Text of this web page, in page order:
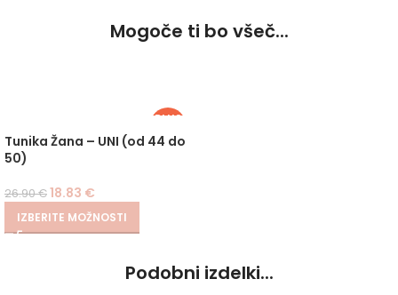
Mogoče ti bo všeč...
PLUS
-30%
Tunika Žana – UNI (od 44 do
50)
26.90€18.83 €
IZBERITE MOŽNOSTI
Podobni izdelki...